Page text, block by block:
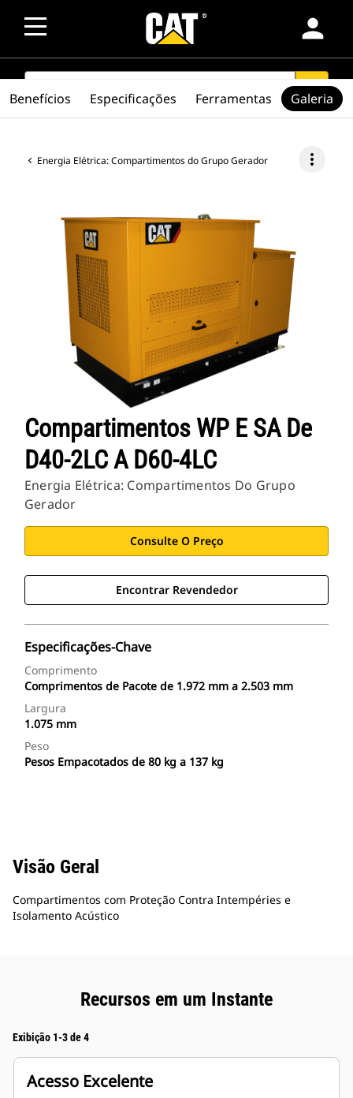
person
SEARCH search
Energia Elétrica: Compartimentos do Grupo Gerador more_vert
Compartimentos WP E SA De
D40-2LC A D60-4LC
Energia Elétrica: Compartimentos Do Grupo
Gerador
Consulte O Preço
Encontrar Revendedor
Especificações-Chave
Comprimento
Comprimentos de Pacote de 1.972 mm a 2.503 mm
Largura
1.075 mm
Peso
Pesos Empacotados de 80 kg a 137 kg
Benefícios Especificações Ferramentas Galeria
Visão Geral
Compartimentos com Proteção Contra Intempéries e
Isolamento Acústico
Recursos em um Instante
Exibição 1-3 de 4
Acesso Excelente